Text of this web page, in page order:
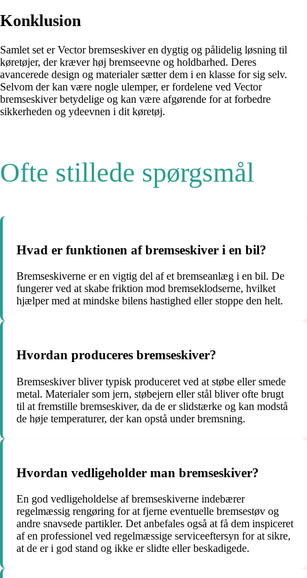
Konklusion
Samlet set er Vector bremseskiver en dygtig og pålidelig løsning til
køretøjer, der kræver høj bremseevne og holdbarhed. Deres
avancerede design og materialer sætter dem i en klasse for sig selv.
Selvom der kan være nogle ulemper, er fordelene ved Vector
bremseskiver betydelige og kan være afgørende for at forbedre
sikkerheden og ydeevnen i dit køretøj.
Ofte stillede spørgsmål
Hvad er funktionen af bremseskiver i en bil?
Bremseskiverne er en vigtig del af et bremseanlæg i en bil. De
fungerer ved at skabe friktion mod bremseklodserne, hvilket
hjælper med at mindske bilens hastighed eller stoppe den helt.
Hvordan produceres bremseskiver?
Bremseskiver bliver typisk produceret ved at støbe eller smede
metal. Materialer som jern, støbejern eller stål bliver ofte brugt
til at fremstille bremseskiver, da de er slidstærke og kan modstå
de høje temperaturer, der kan opstå under bremsning.
Hvordan vedligeholder man bremseskiver?
En god vedligeholdelse af bremseskiverne indebærer
regelmæssig rengøring for at fjerne eventuelle bremsestøv og
andre snavsede partikler. Det anbefales også at få dem inspiceret
af en professionel ved regelmæssige serviceeftersyn for at sikre,
at de er i god stand og ikke er slidte eller beskadigede.